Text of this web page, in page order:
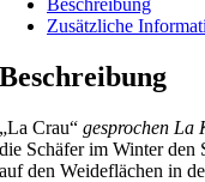
Beschreibung
Zusätzliche
Beschreibung
„La Crau“gesprochen La
die Schäfer im Winter den
auf den Weideflächen in